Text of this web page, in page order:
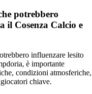
potrebbero
il Cosenza Calcio e
influenzare lesito
è importante
condizioni atmosferiche,
chiave.